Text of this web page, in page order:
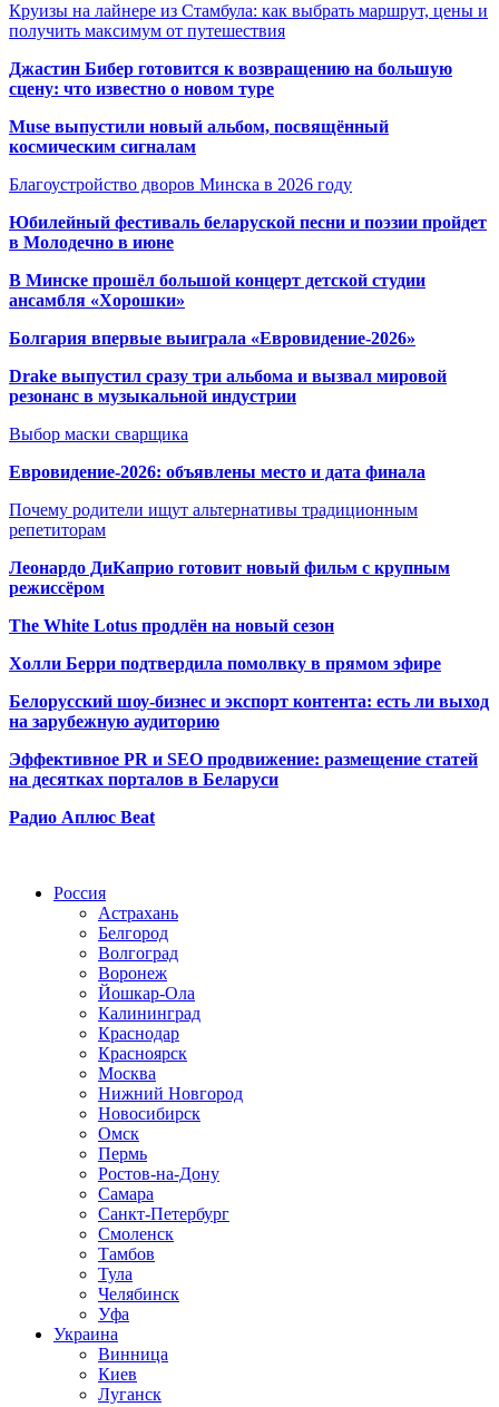
Круизы на лайнере из Стамбула: как выбрать маршрут, цены и
получить максимум от путешествия
Джастин Бибер готовится к возвращению на большую
сцену: что известно о новом туре
Muse выпустили новый альбом, посвящённый
космическим сигналам
Благоустройство дворов Минска в 2026 году
Юбилейный фестиваль беларуской песни и поэзии пройдет
в Молодечно в июне
В Минске прошёл большой концерт детской студии
ансамбля «Хорошки»
Болгария впервые выиграла «Евровидение-2026»
Drake выпустил сразу три альбома и вызвал мировой
резонанс в музыкальной индустрии
Выбор маски сварщика
Евровидение-2026: объявлены место и дата финала
Почему родители ищут альтернативы традиционным
репетиторам
Леонардо ДиКаприо готовит новый фильм с крупным
режиссёром
The White Lotus продлён на новый сезон
Холли Берри подтвердила помолвку в прямом эфире
Белорусский шоу-бизнес и экспорт контента: есть ли выход
на зарубежную аудиторию
Эффективное PR и SEO продвижение: размещение статей
на десятках порталов в Беларуси
Радио Аплюс Beat
Россия
Астрахань
Белгород
Волгоград
Воронеж
Йошкар-Ола
Калининград
Краснодар
Красноярск
Москва
Нижний Новгород
Новосибирск
Омск
Пермь
Ростов-на-Дону
Самара
Санкт-Петербург
Смоленск
Тамбов
Тула
Челябинск
Уфа
Украина
Винница
Киев
Луганск